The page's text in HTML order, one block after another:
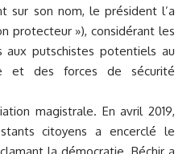
sur son nom, le président l’a
protecteur »), considérant les
aux putschistes potentiels au
et des forces de sécurité
magistrale. En avril 2019,
citoyens a encerclé le